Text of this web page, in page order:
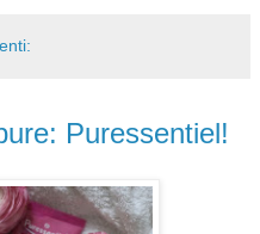
Puressentiel!